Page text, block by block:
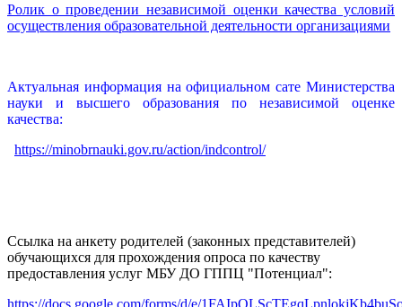
Ролик о проведении независимой оценки качества условий
осуществления образовательной деятельности организациями
Актуальная информация на официальном сате Министерства
науки и высшего образования по независимой оценке
качества:
https://minobrnauki.gov.ru/action/indcontrol/
Ссылка на анкету родителей (законных представителей)
обучающихся для прохождения опроса по качеству
предоставления услуг МБУ ДО ГППЦ "Потенциал":
https://docs.google.com/forms/d/e/